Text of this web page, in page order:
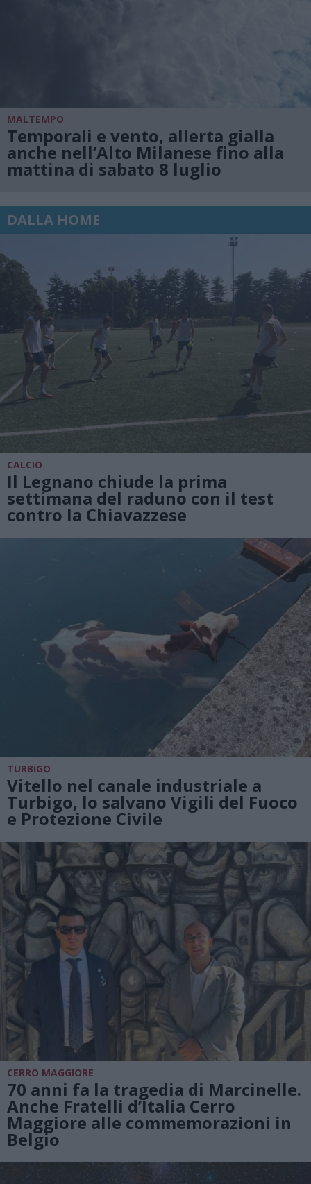
MALTEMPO
Temporali e vento, allerta gialla
anche nell’Alto Milanese fino alla
mattina di sabato 8 luglio
DALLA HOME
CALCIO
Il Legnano chiude la prima
settimana del raduno con il test
contro la Chiavazzese
TURBIGO
Vitello nel canale industriale a
Turbigo, lo salvano Vigili del Fuoco
e Protezione Civile
CERRO MAGGIORE
70 anni fa la tragedia di Marcinelle.
Anche Fratelli d’Italia Cerro
Maggiore alle commemorazioni in
Belgio